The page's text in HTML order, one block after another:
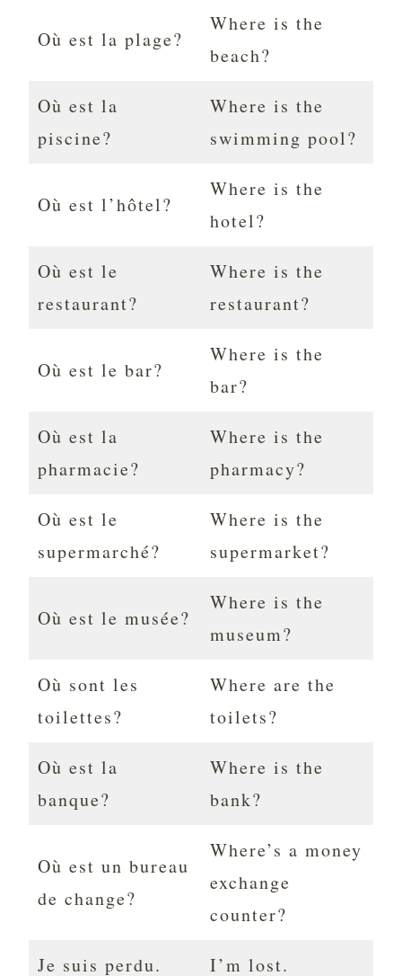
Où est la plage?
Where is the
beach?
Où est la
piscine?
Where is the
swimming pool?
Où est l’hôtel?
Where is the
hotel?
Où est le
restaurant?
Where is the
restaurant?
Où est le bar?
Where is the
bar?
Où est la
pharmacie?
Where is the
pharmacy?
Où est le
supermarché?
Where is the
supermarket?
Où est le musée?
Where is the
museum?
Où sont les
toilettes?
Where are the
toilets?
Où est la
banque?
Where is the
bank?
Où est un bureau
de change?
Where’s a money
exchange
counter?
Je suis perdu. I’m lost.